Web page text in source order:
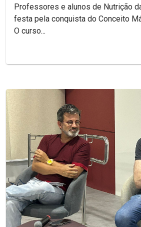
Professores e alunos de Nutrição
festa pela conquista do Conceito
O curso...